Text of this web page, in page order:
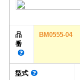
品
番
BM0555-04
型式